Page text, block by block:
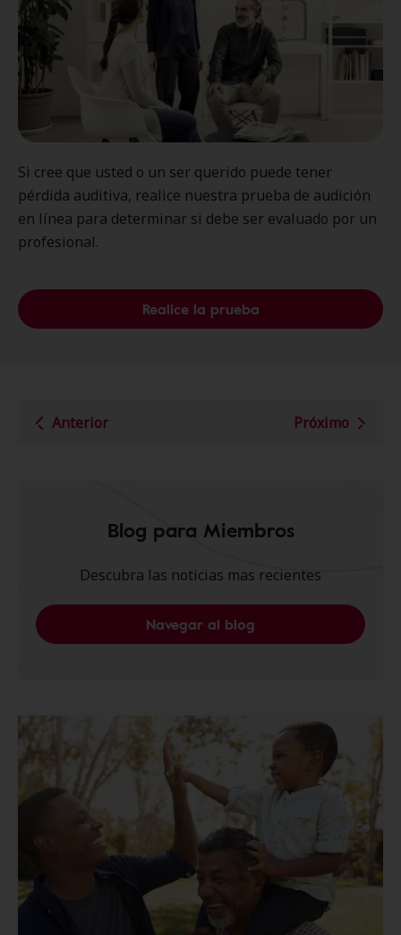
Si cree que usted o un ser querido puede tener
pérdida auditiva, realice nuestra prueba de audición
en línea para determinar si debe ser evaluado por un
profesional.
Realice la prueba
Anterior Próximo
Blog para Miembros
Descubra las noticias mas recientes
Navegar al blog